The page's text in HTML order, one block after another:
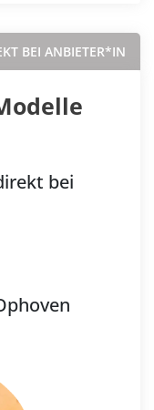
BEI ANBIETER*IN
bei